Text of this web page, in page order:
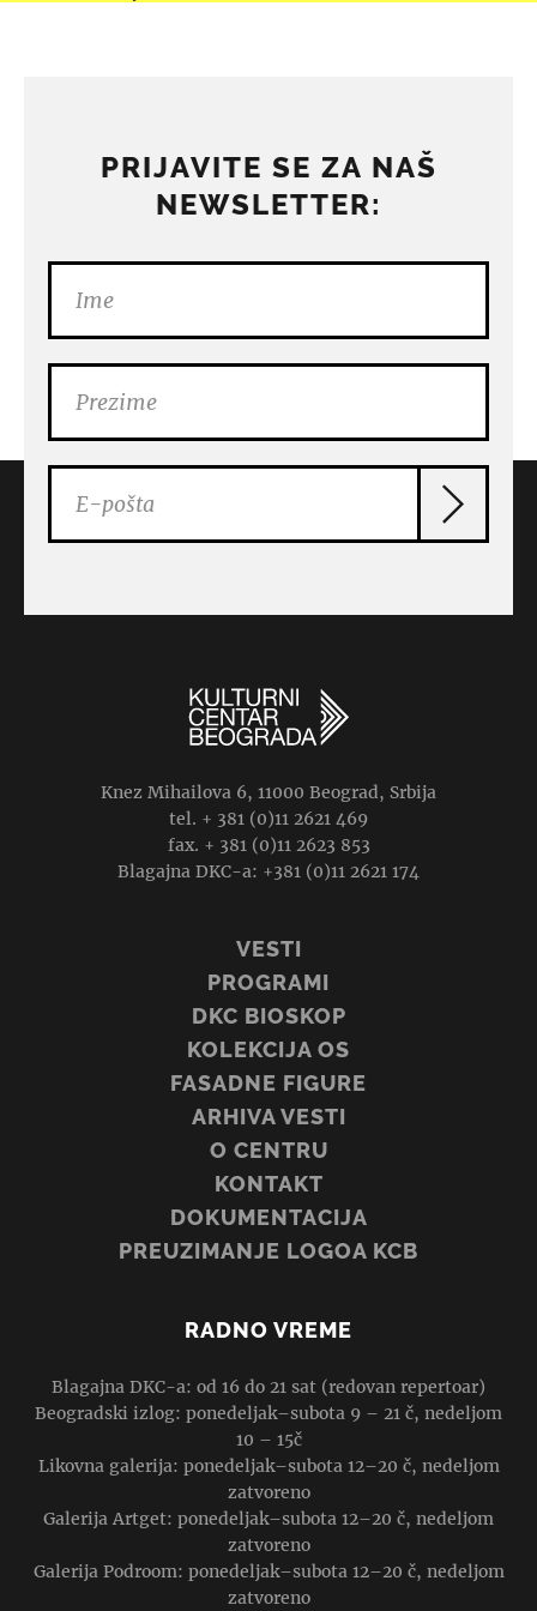
PRIJAVITE SE ZA NAŠ
NEWSLETTER:
Knez Mihailova 6, 11000 Beograd, Srbija
tel. + 381 (0)11 2621 469
fax. + 381 (0)11 2623 853
Blagajna DKC-a: +381 (0)11 2621 174
VESTI
PROGRAMI
DKC BIOSKOP
KOLEKCIJA OS
FASADNE FIGURE
ARHIVA VESTI
O CENTRU
KONTAKT
DOKUMENTACIJA
PREUZIMANJE LOGOA KCB
RADNO VREME
Blagajna DKC-a: od 16 do 21 sat (redovan repertoar)
Beogradski izlog: ponedeljak–subota 9 – 21 č, nedeljom
10 – 15č
Likovna galerija: ponedeljak–subota 12–20 č, nedeljom
zatvoreno
Galerija Artget: ponedeljak–subota 12–20 č, nedeljom
zatvoreno
Galerija Podroom: ponedeljak–subota 12–20 č, nedeljom
zatvoreno